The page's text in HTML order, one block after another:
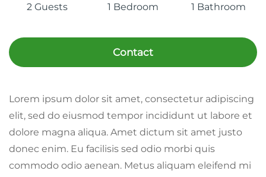
2 Guests 1 Bedroom 1 Bathroom
Contact
Lorem ipsum dolor sit amet, consectetur adipiscing
elit, sed do eiusmod tempor incididunt ut labore et
dolore magna aliqua. Amet dictum sit amet justo
donec enim. Eu facilisis sed odio morbi quis
commodo odio aenean. Metus aliquam eleifend mi